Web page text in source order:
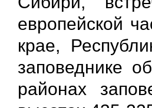
европейской
крае,
заповеднике
районах